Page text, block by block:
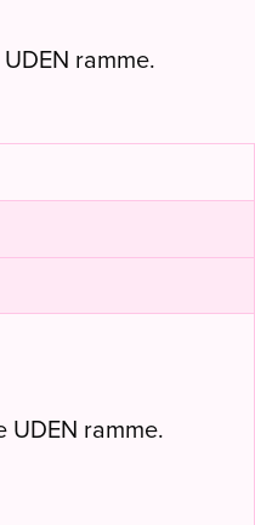
ramme.
ramme.